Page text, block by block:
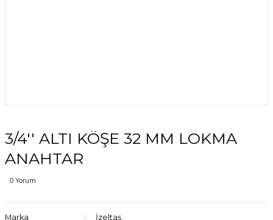
3/4'' ALTI KÖŞE 32 MM LOKMA
ANAHTAR
0 Yorum
Marka
İzeltaş